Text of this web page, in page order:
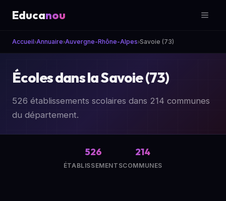
Educanou
Accueil›Annuaire›Auvergne-Rhône-Alpes›Savoie (73)
Écoles dans la Savoie (73)
526 établissements scolaires dans 214 communes
du département.
526
ÉTABLISSEMENTS
214
COMMUNES